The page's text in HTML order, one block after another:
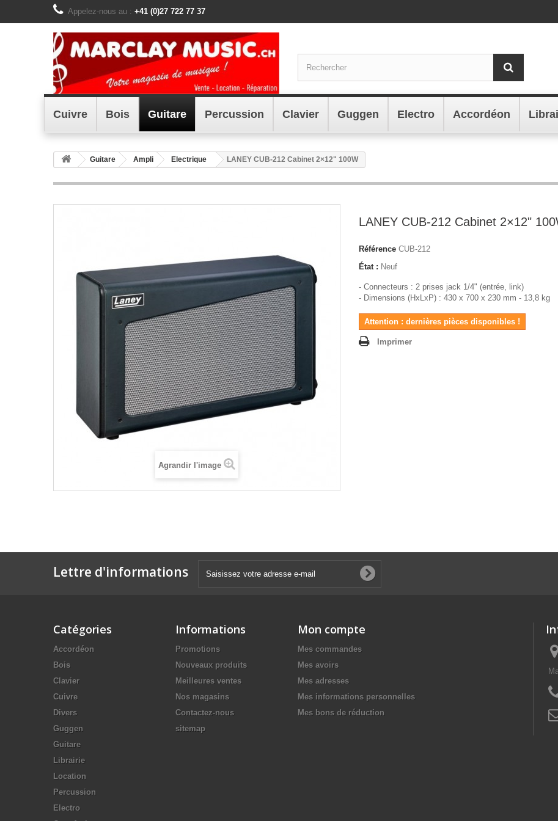
Appelez-nous au : +41 (0)27 722 77 37
Cuivre Bois Guitare Percussion Clavier Guggen Electro Accordéon
Guitare Ampli Electrique LANEY CUB-212 Cabinet 2×12" 100W
Agrandir l'image
LANEY CUB-212 Cabinet 2×12"
Référence CUB-212
État : Neuf
- Connecteurs : 2 prises jack 1/4" (entrée, link)
- Dimensions (HxLxP) : 430 x 700 x 230 mm - 13,8 kg
Attention : dernières pièces disponibles !
Imprimer
Lettre d'informations
Catégories
Accordéon
Bois
Clavier
Cuivre
Divers
Guggen
Guitare
Librairie
Location
Percussion
Electro
Informations
Promotions
Nouveaux produits
Meilleures ventes
Nos magasins
Contactez-nous
sitemap
Mon compte
Mes commandes
Mes avoirs
Mes adresses
Mes informations personnelles
Mes bons de réduction